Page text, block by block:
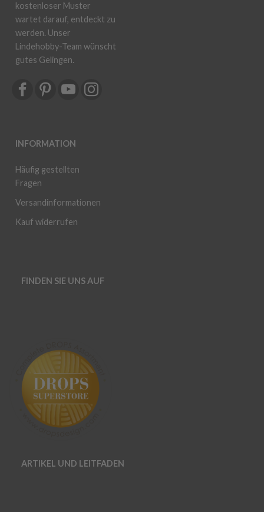
kostenloser Muster
wartet darauf, entdeckt zu
werden. Unser
Lindehobby-Team wünscht
gutes Gelingen.
INFORMATION
Häufig gestellten
Fragen
Versandinformationen
Kauf widerrufen
FINDEN SIE UNS AUF
ARTIKEL UND LEITFADEN